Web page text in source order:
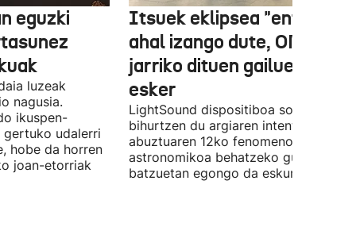
eguzki
luzeak
nagusia.
ikuspen-
udalerri
hobe da horren
joan-etorriak
Itsuek eklipsea "entzun"
ahal izango dute, ONCEk
jarriko dituen gailue
esker
LightSound dispositiboa soinu
bihurtzen du argiaren intentsitatea,
abuztuaren 12ko fenomeno
astronomikoa behatzeko gune
batzuetan egongo da eskuragarri.